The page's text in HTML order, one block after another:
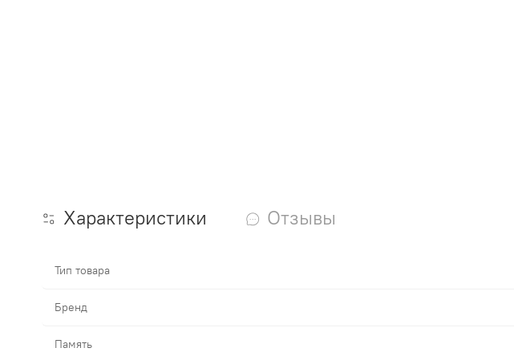
Характеристики Отзывы
Тип товара
Бренд
Память